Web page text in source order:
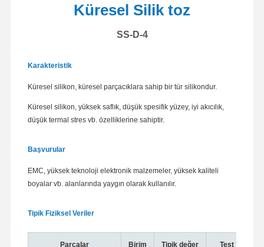
Küresel Silik toz
SS-D-4
Karakteristik
Küresel silikon, küresel parçacıklara sahip bir tür silikondur.
Küresel silikon, yüksek saflık, düşük spesifik yüzey, iyi akıcılık,
düşük termal stres vb. özelliklerine sahiptir.
Başvurular
EMC, yüksek teknoloji elektronik malzemeler, yüksek kaliteli
boyalar vb. alanlarında yaygın olarak kullanılır.
Tipik Fiziksel Veriler
Parçalar Birim Tipik değer Test Yöntemi